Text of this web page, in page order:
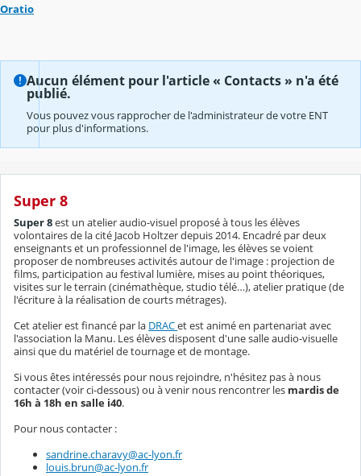
Oratio
Aucun élément pour l'article « Contacts » n'a été
publié.
Vous pouvez vous rapprocher de l'administrateur de votre ENT
pour plus d'informations.
Super 8
Super 8est un atelier audio-visuel proposé à tous les élèves
volontaires de la cité Jacob Holtzer depuis 2014. Encadré par deux
enseignants et un professionnel de l'image, les élèves se voient
proposer de nombreuses activités autour de l'image : projection de
films, participation au festival lumière, mises au point théoriques,
visites sur le terrain (cinémathèque, studio télé…), atelier pratique (de
l'écriture à la réalisation de courts métrages).
Cet atelier est financé par la DRACet est animé en partenariat avec
l'association la Manu. Les élèves disposent d'une salle audio-visuelle
ainsi que du matériel de tournage et de montage.
Si vous êtes intéressés pour nous rejoindre, n'hésitez pas à nous
contacter (voir ci-dessous) ou à venir nous rencontrer les mardis de
16h à 18h en salle i40.
Pour nous contacter :
sandrine.charavy@ac-lyon.fr
louis.brun@ac-lyon.fr